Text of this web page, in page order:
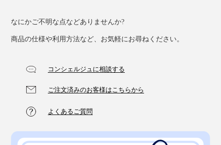
る心地よさを体験してください。
なにかご不明な点などありませんか?
商品の仕様や利用方法など、お気軽にお尋ねください。
コンシェルジュに相談する
ご注文済みのお客様はこちらから
よくあるご質問